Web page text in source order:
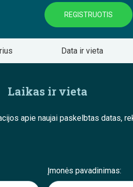
REGISTRUOTIS
Data ir vieta
Laikas ir vieta
apie naujai paskelbtas datas,
Įmonės pavadinimas: